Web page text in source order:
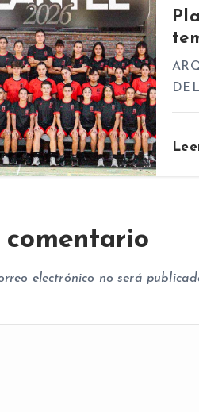
comentario
electrónico no será